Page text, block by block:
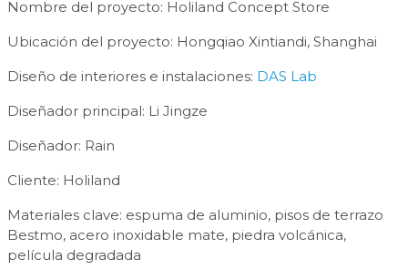
Nombre del proyecto: Holiland Concept Store
Ubicación del proyecto: Hongqiao Xintiandi, Shanghai
Diseño de interiores e instalaciones: DAS Lab
Diseñador principal: Li Jingze
Diseñador: Rain
Cliente: Holiland
Materiales clave: espuma de aluminio, pisos de terrazo
Bestmo, acero inoxidable mate, piedra volcánica,
película degradada